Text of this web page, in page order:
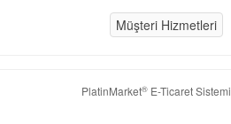
Müşteri Hizmetleri
PlatinMarket®E-Ticaret Sistemi